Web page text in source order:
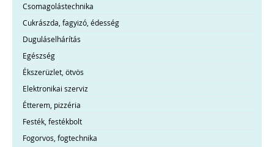
Csomagolástechnika
Cukrászda, fagyizó, édesség
Duguláselhárítás
Egészség
Ékszerüzlet, ötvös
Elektronikai szerviz
Étterem, pizzéria
Festék, festékbolt
Fogorvos, fogtechnika